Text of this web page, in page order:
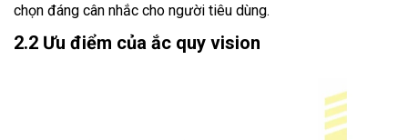
chọn đáng cân nhắc cho người tiêu dùng.
2.2 Ưu điểm của ắc quy vision